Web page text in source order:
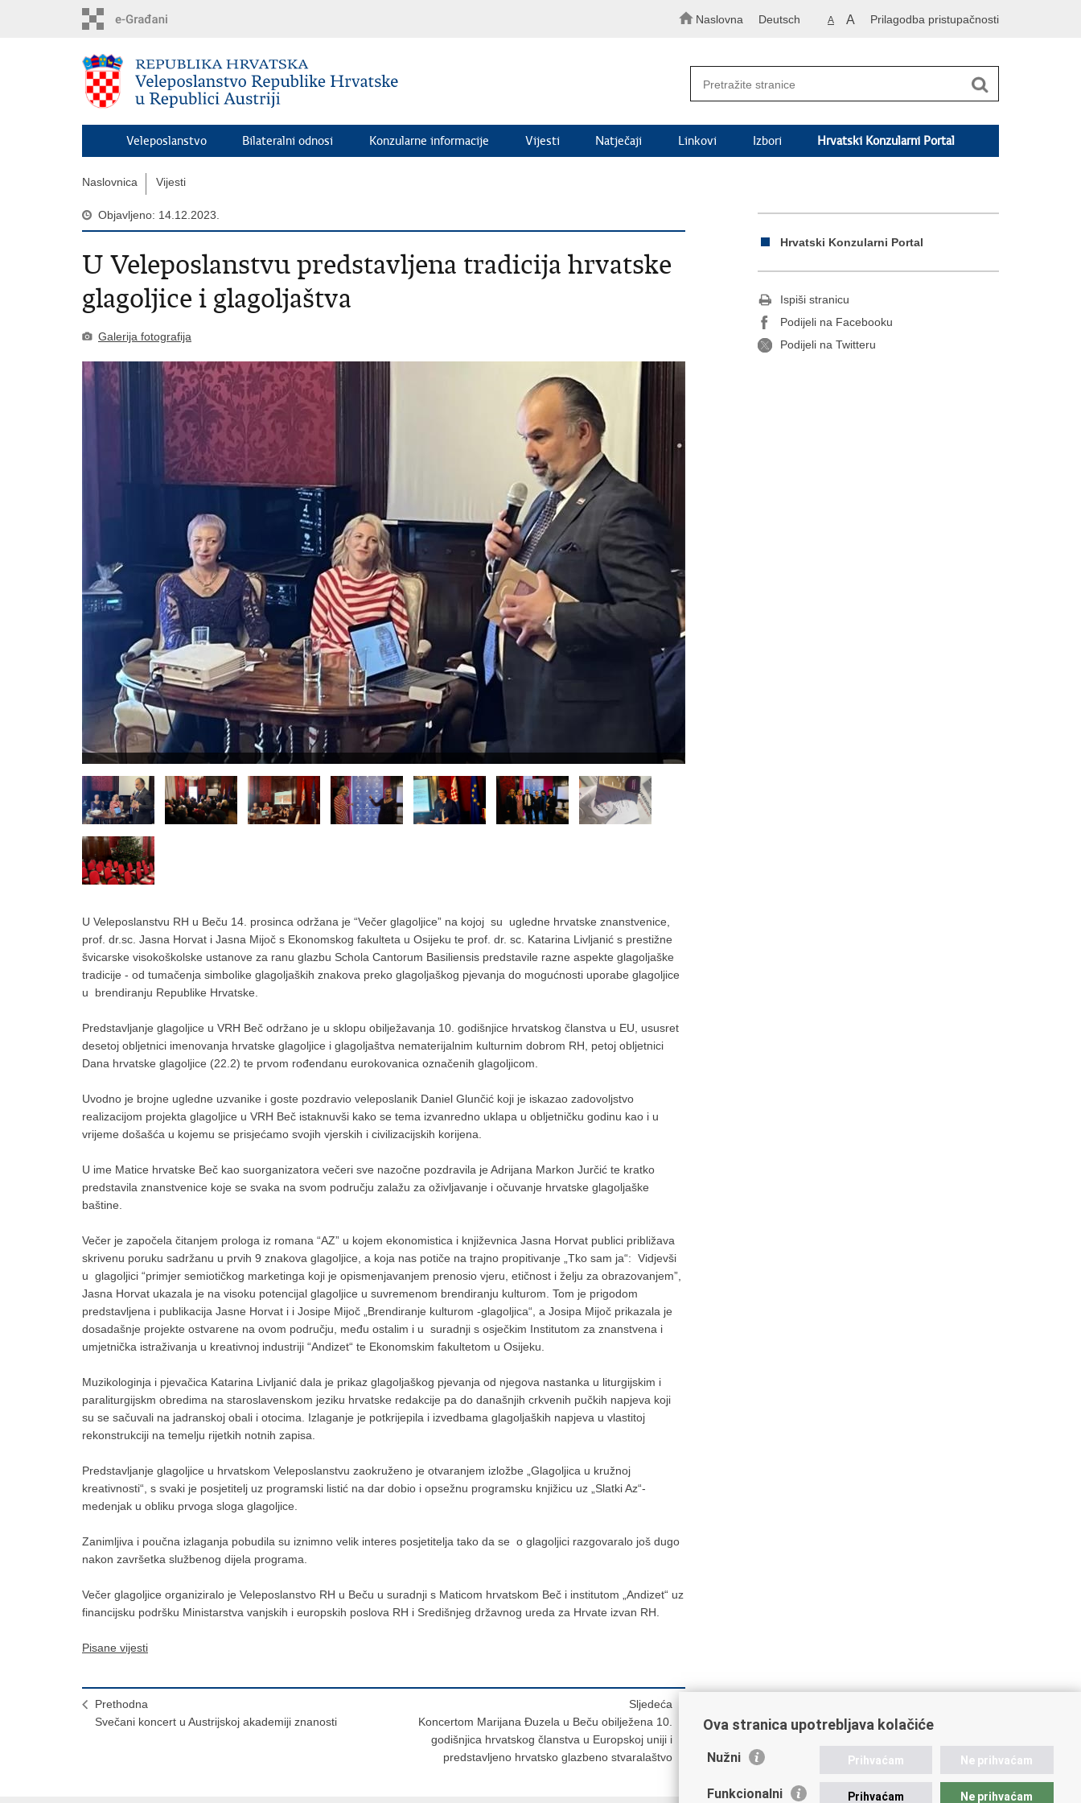
Naslovna Deutsch A A Prilagodba pristupačnosti
Veleposlanstvo Bilateralni odnosi Konzularne informacije Vijesti Natječaji Linkovi Izbori Hrvatski Konzularni Portal
Naslovnica Vijesti
Objavljeno: 14.12.2023.
U Veleposlanstvu predstavljena tradicija hrvatske
glagoljice i glagoljaštva
Galerija fotografija
U Veleposlanstvu RH u Beču 14. prosinca održana je “Večer glagoljice” na kojoj su ugledne hrvatske znanstvenice,
prof. dr.sc. Jasna Horvat i Jasna Mijoč s Ekonomskog fakulteta u Osijeku te prof. dr. sc. Katarina Livljanić s prestižne
švicarske visokoškolske ustanove za ranu glazbu Schola Cantorum Basiliensis predstavile razne aspekte glagoljaške
tradicije - od tumačenja simbolike glagoljaških znakova preko glagoljaškog pjevanja do mogućnosti uporabe glagoljice
u brendiranju Republike Hrvatske.
Predstavljanje glagoljice u VRH Beč održano je u sklopu obilježavanja 10. godišnjice hrvatskog članstva u EU, ususret
desetoj obljetnici imenovanja hrvatske glagoljice i glagoljaštva nematerijalnim kulturnim dobrom RH, petoj obljetnici
Dana hrvatske glagoljice (22.2) te prvom rođendanu eurokovanica označenih glagoljicom.
Uvodno je brojne ugledne uzvanike i goste pozdravio veleposlanik Daniel Glunčić koji je iskazao zadovoljstvo
realizacijom projekta glagoljice u VRH Beč istaknuvši kako se tema izvanredno uklapa u obljetničku godinu kao i u
vrijeme došašća u kojemu se prisjećamo svojih vjerskih i civilizacijskih korijena.
U ime Matice hrvatske Beč kao suorganizatora večeri sve nazočne pozdravila je Adrijana Markon Jurčić te kratko
predstavila znanstvenice koje se svaka na svom području zalažu za oživljavanje i očuvanje hrvatske glagoljaške
baštine.
Večer je započela čitanjem prologa iz romana “AZ” u kojem ekonomistica i književnica Jasna Horvat publici približava
skrivenu poruku sadržanu u prvih 9 znakova glagoljice, a koja nas potiče na trajno propitivanje „Tko sam ja“: Vidjevši
u glagoljici “primjer semiotičkog marketinga koji je opismenjavanjem prenosio vjeru, etičnost i želju za obrazovanjem”,
Jasna Horvat ukazala je na visoku potencijal glagoljice u suvremenom brendiranju kulturom. Tom je prigodom
predstavljena i publikacija Jasne Horvat i i Josipe Mijoč „Brendiranje kulturom -glagoljica“, a Josipa Mijoč prikazala je
dosadašnje projekte ostvarene na ovom području, među ostalim i u suradnji s osječkim Institutom za znanstvena i
umjetnička istraživanja u kreativnoj industriji “Andizet“ te Ekonomskim fakultetom u Osijeku.
Muzikologinja i pjevačica Katarina Livljanić dala je prikaz glagoljaškog pjevanja od njegova nastanka u liturgijskim i
paraliturgijskm obredima na staroslavenskom jeziku hrvatske redakcije pa do današnjih crkvenih pučkih napjeva koji
su se sačuvali na jadranskoj obali i otocima. Izlaganje je potkrijepila i izvedbama glagoljaških napjeva u vlastitoj
rekonstrukciji na temelju rijetkih notnih zapisa.
Predstavljanje glagoljice u hrvatskom Veleposlanstvu zaokruženo je otvaranjem izložbe „Glagoljica u kružnoj
kreativnosti“, s svaki je posjetitelj uz programski listić na dar dobio i opsežnu programsku knjižicu uz „Slatki Az“-
medenjak u obliku prvoga sloga glagoljice.
Zanimljiva i poučna izlaganja pobudila su iznimno velik interes posjetitelja tako da se o glagoljici razgovaralo još dugo
nakon završetka službenog dijela programa.
Večer glagoljice organiziralo je Veleposlanstvo RH u Beču u suradnji s Maticom hrvatskom Beč i institutom „Andizet“ uz
financijsku podršku Ministarstva vanjskih i europskih poslova RH i Središnjeg državnog ureda za Hrvate izvan RH.
Pisane vijesti
Prethodna
Svečani koncert u Austrijskoj akademiji znanosti
Sljedeća
Koncertom Marijana Đuzela u Beču obilježena 10.
godišnjica hrvatskog članstva u Europskoj uniji i
predstavljeno hrvatsko glazbeno stvaralaštvo
Hrvatski Konzularni Portal
Ispiši stranicu
Podijeli na Facebooku
Podijeli na Twitteru
Ova stranica upotrebljava kolačiće
Nužni Prihvaćam Ne prihvaćam
Funkcionalni Prihvaćam Ne prihvaćam